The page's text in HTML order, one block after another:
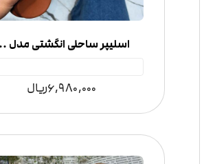
اسلیپر
6,980,000ریال